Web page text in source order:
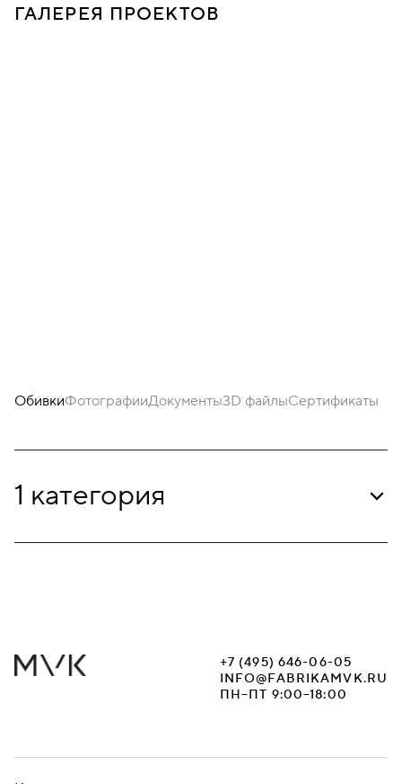
ГАЛЕРЕЯ ПРОЕКТОВ
ОбивкиФотографииДокументы3D файлыСертификаты
1 категория
+7 (495) 646-06-05
INFO@FABRIKAMVK.RU
ПН–ПТ 9:00–18:00